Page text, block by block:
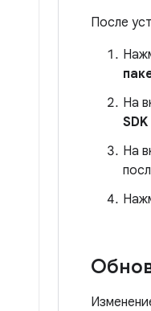
После
На
На